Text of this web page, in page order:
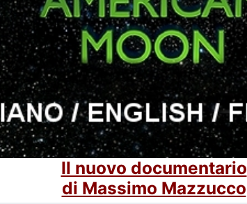
Il nuovo documentario
di Massimo Mazzucco